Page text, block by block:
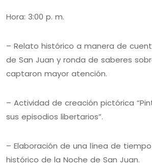
Hora: 3:00 p. m.
– Relato histórico a manera de
de San Juan y ronda de saberes
captaron mayor atención.
– Actividad de creación pictórica
sus episodios libertarios”.
– Elaboración de una línea de
histórico de la Noche de San Juan.